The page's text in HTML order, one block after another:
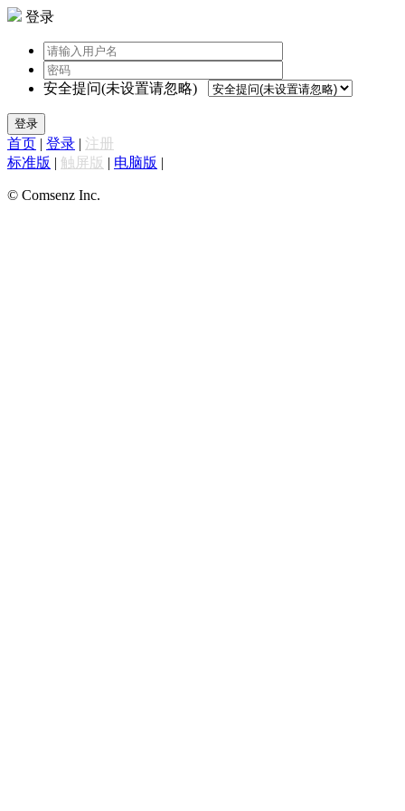
登录
安全提问(未设置请忽略)
登录
首页 | 登录 | 注册
标准版 | 触屏版 | 电脑版 |
© Comsenz Inc.